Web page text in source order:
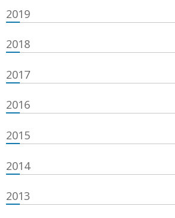
2019
2018
2017
2016
2015
2014
2013